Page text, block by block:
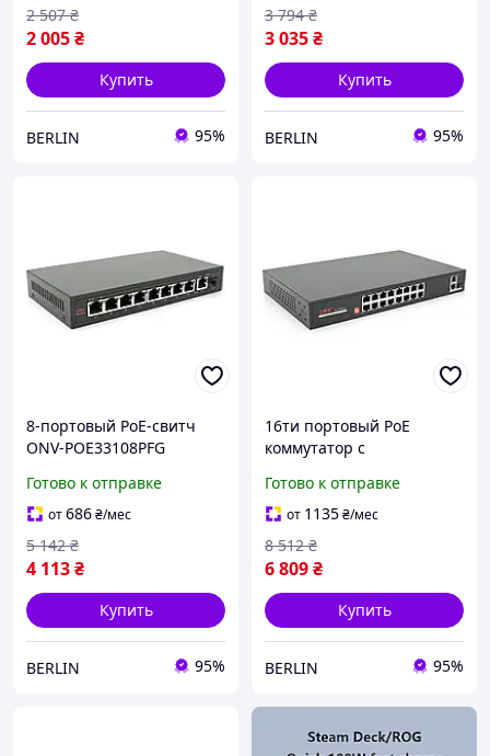
2 005₴
2 507 ₴
Купить
BERLIN 95%
3 035₴
3 794 ₴
Купить
BERLIN 95%
8-портовый PoE-свитч
ONV-POE33108PFG
SFP IEEE802.3af/at 110Вт
berlin
Готово к отправке
от686₴/мес
4 113₴
5 142 ₴
Купить
BERLIN 95%
16ти портовый PoE
коммутатор с
H1016PLD 16хРоЕ 100Мбіт
+ 2хUplink 1000Мбіт +
1хSFP 1000Мбіт,до 250м,
Готово к отправке
от 1135₴/мес
6 809₴
8 512 ₴
Купить
BERLIN 95%